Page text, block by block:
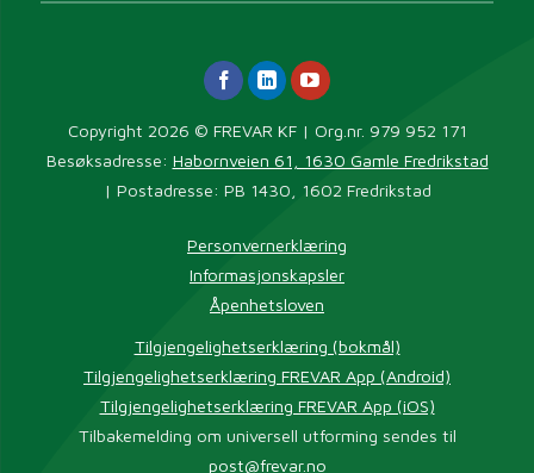
Copyright 2026 © FREVAR KF | Org.nr. 979 952 171
Besøksadresse: Habornveien 61, 1630 Gamle Fredrikstad
| Postadresse: PB 1430, 1602 Fredrikstad
Personvernerklæring
Informasjonskapsler
Åpenhetsloven
Tilgjengelighetserklæring (bokmål)
Tilgjengelighetserklæring FREVAR App (Android)
Tilgjengelighetserklæring FREVAR App (iOS)
Tilbakemelding om universell utforming sendes til
post@frevar.no